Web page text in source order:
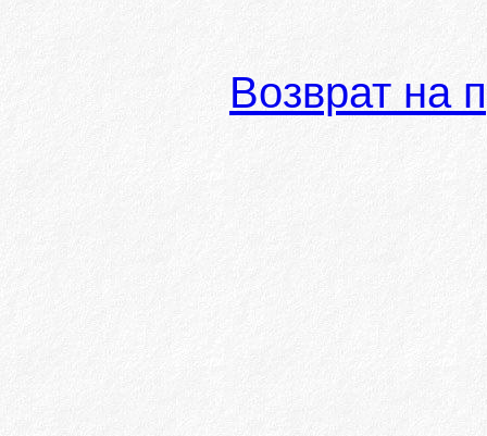
Возврат на